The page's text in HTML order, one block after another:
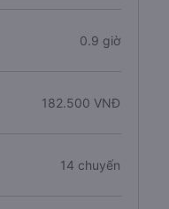
0.9 giờ
182.500 VNĐ
14 chuyến